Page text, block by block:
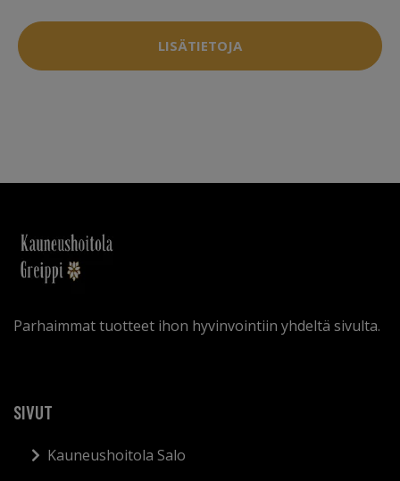
LISÄTIETOJA
Parhaimmat tuotteet ihon hyvinvointiin yhdeltä sivulta.
SIVUT
Kauneushoitola Salo